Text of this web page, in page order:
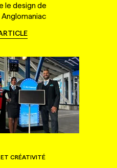
le design de
Anglomaniac
CRÉATIVITÉ